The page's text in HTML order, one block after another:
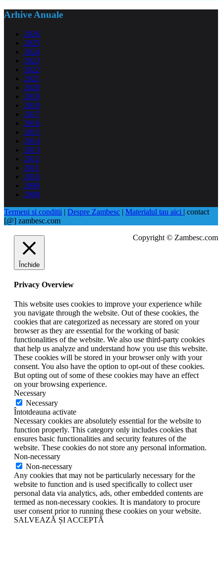
Arhive Anuale
2026
2025
2024
2023
2022
2021
2020
2019
2018
2017
2016
2015
2014
2013
2012
2011
2010
2009
2008
Termeni si conditii | Despre Zambesc | Materialul tau aici | contact
[@] zambesc.com
Copyright © Zambesc.com
Închide
Privacy Overview
This website uses cookies to improve your experience while
you navigate through the website. Out of these cookies, the
cookies that are categorized as necessary are stored on your
browser as they are essential for the working of basic
functionalities of the website. We also use third-party cookies
that help us analyze and understand how you use this website.
These cookies will be stored in your browser only with your
consent. You also have the option to opt-out of these cookies.
But opting out of some of these cookies may have an effect
on your browsing experience.
Necessary
Necessary
Întotdeauna activate
Necessary cookies are absolutely essential for the website to
function properly. This category only includes cookies that
ensures basic functionalities and security features of the
website. These cookies do not store any personal information.
Non-necessary
Non-necessary
Any cookies that may not be particularly necessary for the
website to function and is used specifically to collect user
personal data via analytics, ads, other embedded contents are
termed as non-necessary cookies. It is mandatory to procure
user consent prior to running these cookies on your website.
SALVEAZĂ ȘI ACCEPTĂ